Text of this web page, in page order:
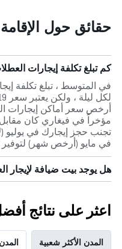
حقائق حول
كم تبلغ تكلفة إيجارات
أرخص سعر أماكن إيجارات
تجنب حجز إيجارك في يوليو
في مايو (أرخص شهر) لتوفير
هل يوجد بيت ضيافة لإيجار
اعثر على نتائج
المدن الأكثر شعبية